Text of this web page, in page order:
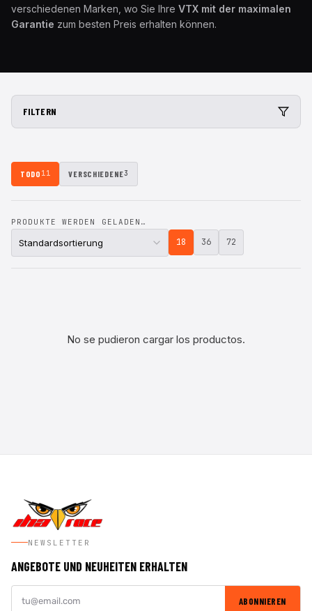
verschiedenen Marken, wo Sie Ihre VTX mit der maximalen
Garantie zum besten Preis erhalten können.
FILTERN
TODO 11 VERSCHIEDENE3
PRODUKTE WERDEN GELADEN…
18 36 72
No se pudieron cargar los productos.
NEWSLETTER
ANGEBOTE UND NEUHEITEN ERHALTEN
ABONNIEREN